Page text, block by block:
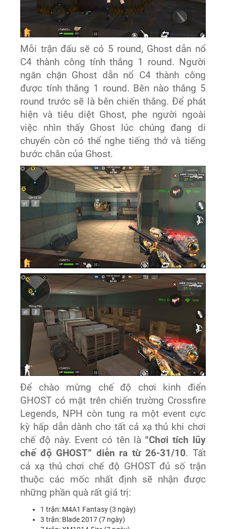
Mỗi trận đấu sẽ có 5 round, Ghost dẫn nổ
C4 thành công tính thắng 1 round. Người
ngăn chặn Ghost dẫn nổ C4 thành công
được tính thắng 1 round. Bên nào thắng 5
round trước sẽ là bên chiến thắng. Để phát
hiện và tiêu diệt Ghost, phe người ngoài
việc nhìn thấy Ghost lúc chúng đang di
chuyển còn có thể nghe tiếng thở và tiếng
bước chân của Ghost.
Để chào mừng chế độ chơi kinh điển
GHOST có mặt trên chiến trường Crossfire
Legends, NPH còn tung ra một event cực
kỳ hấp dẫn dành cho tất cả xạ thủ khi chơi
chế độ này. Event có tên là “Chơi tích lũy
chế độ GHOST” diễn ra từ 26-31/10. Tất
cả xạ thủ chơi chế độ GHOST đủ số trận
thuộc các mốc nhất định sẽ nhận được
những phần quà rất giá trị:
1 trận: M4A1 Fantasy (3 ngày)
3 trận: Blade 2017 (7 ngày)